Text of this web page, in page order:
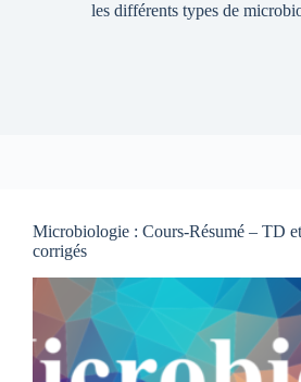
les différents types de
Microbiologie : Cours-Résumé – TD
corrigés